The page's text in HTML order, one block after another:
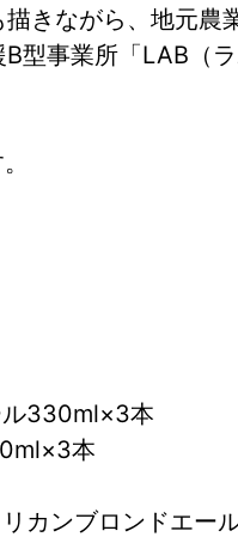
きながら、地元農
型事業所「LAB（
ル330ml×3本
本
カンブロンドエー